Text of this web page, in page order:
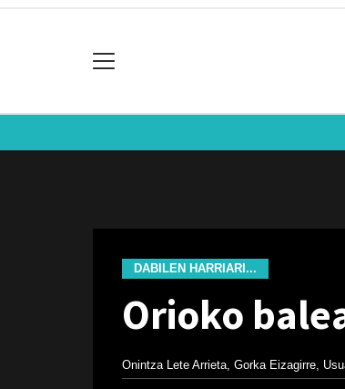
DABILEN HARRIARI...
Orioko
Onintza Lete Arrieta, Gorka Eizagirre,